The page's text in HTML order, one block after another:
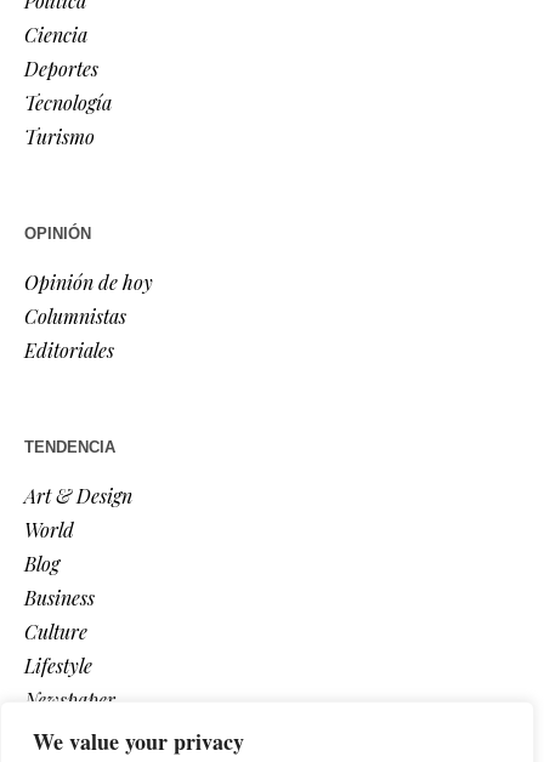
We value your privacy
Ciencia
Deportes
Tecnología
Turismo
OPINIÓN
Opinión de hoy
Columnistas
Editoriales
TENDENCIA
Art & Design
World
Blog
Business
Culture
Lifestyle
Newspaper
Photos